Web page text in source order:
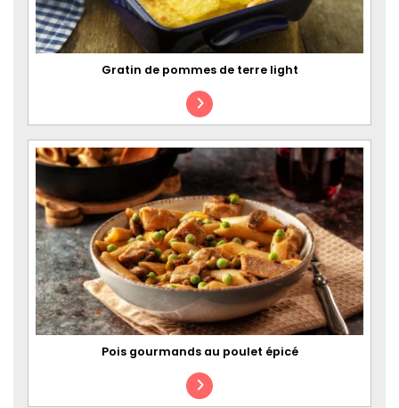
Gratin de pommes de terre light
Pois gourmands au poulet épicé